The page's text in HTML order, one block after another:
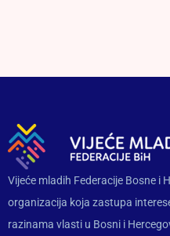
Vijeće mladih Federacije Bosne i
organizacija koja zastupa
razinama vlasti u Bosni i